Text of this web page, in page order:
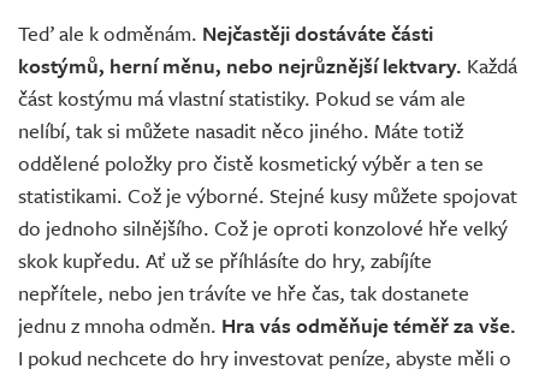
Teď ale k odměnám. Nejčastěji dostáváte části
kostýmů, herní měnu, nebo nejrůznější lektvary. Každá
část kostýmu má vlastní statistiky. Pokud se vám ale
nelíbí, tak si můžete nasadit něco jiného. Máte totiž
oddělené položky pro čistě kosmetický výběr a ten se
statistikami. Což je výborné. Stejné kusy můžete spojovat
do jednoho silnějšího. Což je oproti konzolové hře velký
skok kupředu. Ať už se příhlásíte do hry, zabíjíte
nepřítele, nebo jen trávíte ve hře čas, tak dostanete
jednu z mnoha odměn. Hra vás odměňuje téměř za vše.
I pokud nechcete do hry investovat peníze, abyste měli o